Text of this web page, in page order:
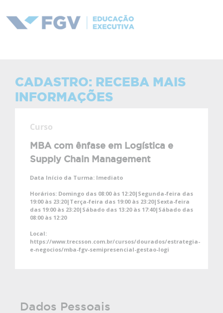
CADASTRO: RECEBA MAIS
INFORMAÇÕES
Curso
MBA com ênfase em Logística e
Supply Chain Management
Data Início da Turma: Imediato
Horários: Domingo das 08:00 às 12:20|Segunda-feira das
19:00 às 23:20|Terça-feira das 19:00 às 23:20|Sexta-feira
das 19:00 às 23:20|Sábado das 13:20 às 17:40|Sábado das
08:00 às 12:20
Local:
https://www.trecsson.com.br/cursos/dourados/estrategia-
e-negocios/mba-fgv-semipresencial-gestao-logi
Dados Pessoais